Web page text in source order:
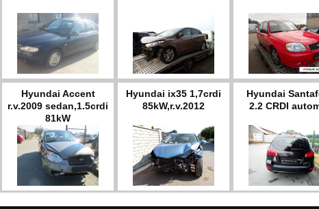
Hyundai Accent
r.v.2009 sedan,1.5crdi
81kW
Hyundai ix35 1,7crdi
85kW,r.v.2012
Hyundai
2.2 CRDI